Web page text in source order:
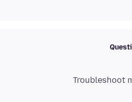
Troubleshoot